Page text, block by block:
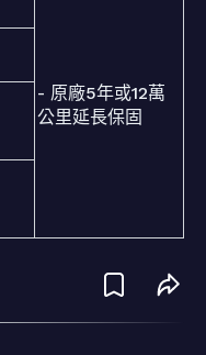
- 原廠5年或12萬
公里延長保固